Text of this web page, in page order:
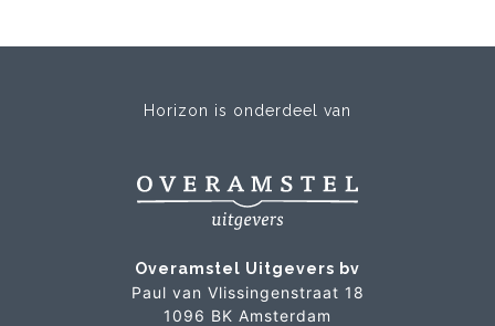
Horizon is onderdeel van
Overamstel Uitgevers bv
Paul van Vlissingenstraat 18
1096 BK Amsterdam